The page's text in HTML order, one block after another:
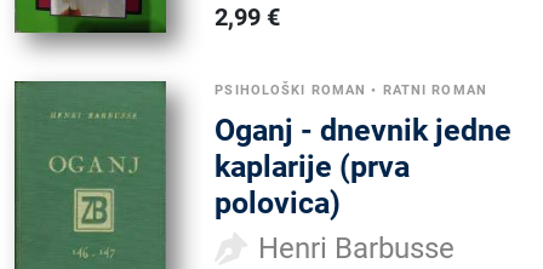
2,99 €
PSIHOLOŠKI ROMAN • RATNI ROMAN
Oganj - dnevnik jedne
kaplarije (prva
polovica)
Henri Barbusse